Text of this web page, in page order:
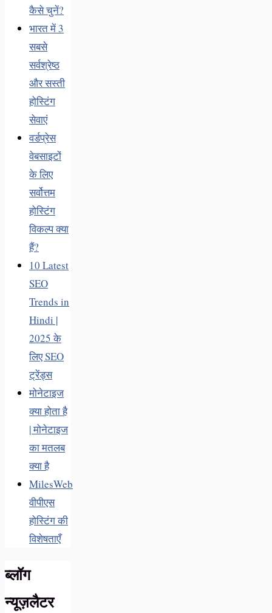
कैसे चुनें?
भारत में 3
सबसे
सर्वश्रेष्ठ
और सस्ती
होस्टिंग
सेवाएं
वर्डप्रेस
वेबसाइटों
के लिए
सर्वोत्तम
होस्टिंग
विकल्प क्या
हैं?
10 Latest
SEO
Trends in
Hindi |
2025 के
लिए SEO
ट्रेंड्स
मोनेटाइज
क्या होता है
| मोनेटाइज
का मतलब
क्या है
MilesWeb
वीपीएस
होस्टिंग की
विशेषताएँ
ब्लॉग
न्यूज़लैटर